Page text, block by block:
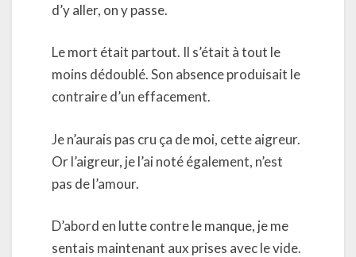
d’y aller, on y passe.
Le mort était partout. Il s’était à tout le
moins dédoublé. Son absence produisait le
contraire d’un effacement.
Je n’aurais pas cru ça de moi, cette aigreur.
Or l’aigreur, je l’ai noté également, n’est
pas de l’amour.
D’abord en lutte contre le manque, je me
sentais maintenant aux prises avec le vide.